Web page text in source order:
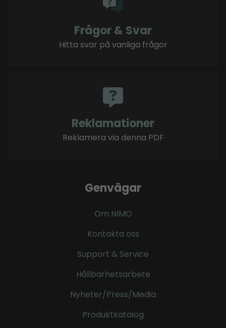
Frågor & Svar
Hitta svar på vanliga frågor
Reklamationer
Reklamera via denna PDF
Genvägar
Om NIMO
Kontakta oss
Support & Service
Hållbarhetsarbete
Nyheter/Press/Media
Produktkatalog